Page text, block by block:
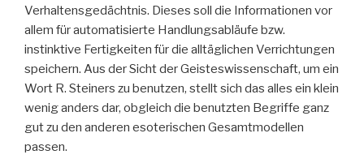
Verhaltensgedächtnis. Dieses soll die Informationen vor
allem für automatisierte Handlungsabläufe bzw.
instinktive Fertigkeiten für die alltäglichen Verrichtungen
speichern. Aus der Sicht der Geisteswissenschaft, um ein
Wort R. Steiners zu benutzen, stellt sich das alles ein klein
wenig anders dar, obgleich die benutzten Begriffe ganz
gut zu den anderen esoterischen Gesamtmodellen
passen.